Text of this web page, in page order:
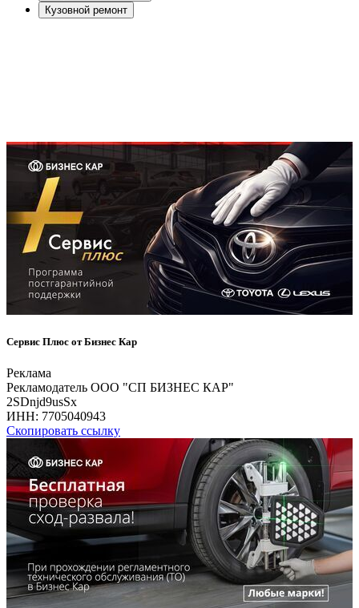
Кузовной ремонт
Сервис Плюс от Бизнес Кар
Реклама
Рекламодатель ООО "СП БИЗНЕС КАР"
2SDnjd9usSx
ИНН: 7705040943
Скопировать ссылку